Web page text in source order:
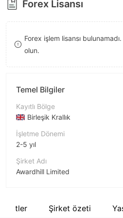
8
9
Forex Lisansı
Forex işlem lisansı
olun.
Temel Bilgiler
Kayıtlı Bölge
Birleşik Krallık
İşletme Dönemi
2-5 yıl
Şirket Adı
Awardhill Limited
Şirket çalışanı
Şirket özeti